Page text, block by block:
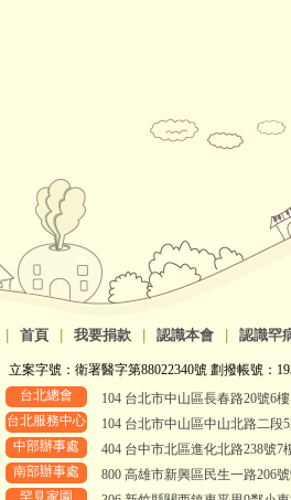
首頁 我要捐款 認識本會 認識罕
立案字號：衛署醫字第88022340號 劃撥帳號：
台北總會
104 台北市中山區長春路20號6
台北服務中心
104 台北市中山區中山北路二段
中部辦事處
404 台中市北區進化北路238號7
南部辦事處
800 高雄市新興區民生一路206
罕見家園